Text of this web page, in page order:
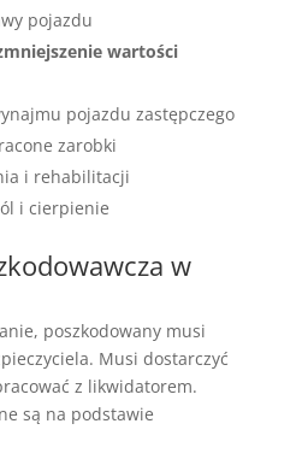
pojazdu
wartości
pojazdu zastępczego
zarobki
i rehabilitacji
i cierpienie
w
poszkodowany musi
Musi dostarczyć
z likwidatorem.
są na podstawie